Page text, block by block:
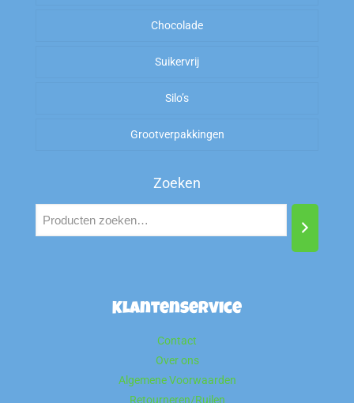
Arabische Gom
Zoet
Zuur
Zout
Chocolade
Suikervrij
Silo’s
Grootverpakkingen
Zoeken
Klantenservice
Contact
Over ons
Algemene Voorwaarden
Retourneren/Ruilen